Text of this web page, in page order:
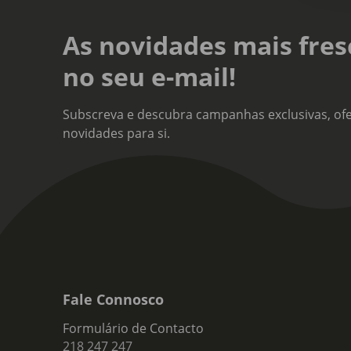
As novidades mais
no seu e-mail!
Subscreva e descubra campanhas exclusivas,
novidades para si.
Fale Connosco
Formulário de Contacto
218 247 247